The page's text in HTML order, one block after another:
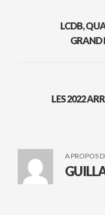
LCDB,
GRAND
LES 2022
A PROPOS